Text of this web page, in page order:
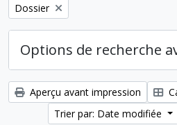
Remove filter:
Dossier
Options de recherche
Aperçu avant impression
Trier par: Date modifiée